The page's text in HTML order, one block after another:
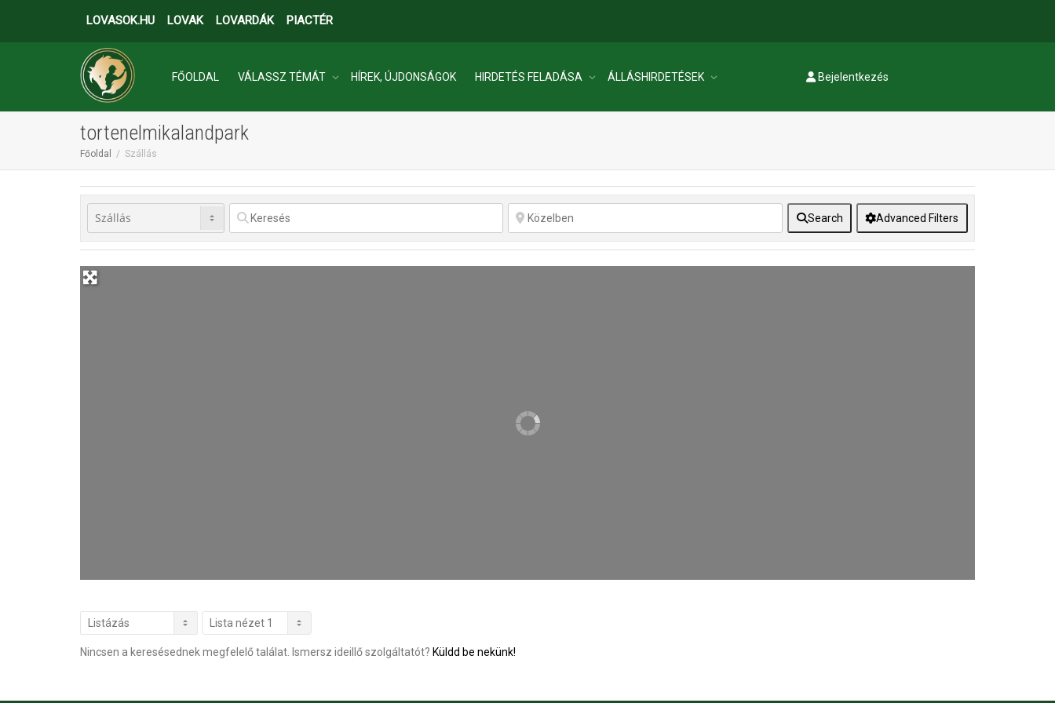
LOVASOK.HU LOVAK LOVARDÁK PIACTÉR
FŐOLDAL VÁLASSZ TÉMÁT HÍREK, ÚJDONSÁGOK HIRDETÉS FELADÁSA ÁLLÁSHIRDETÉSEK
INGATLANOK
Bejelentkezés
tortenelmikalandpark
Főoldal Szállás
Search Advanced Filters
Nincsen a keresésednek megfelelő találat. Ismersz ideillő szolgáltatót? Küldd be nekünk!